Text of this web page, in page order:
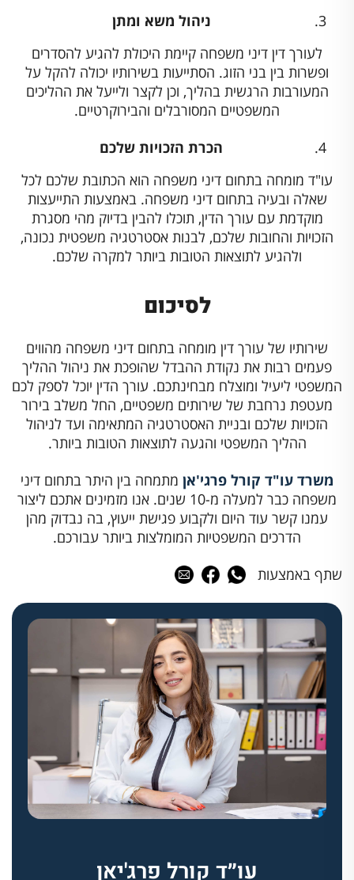
ניהול משא ומתן
לעורך דין דיני משפחה קיימת היכולת להגיע להסדרים
ופשרות בין בני הזוג. הסתייעות בשירותיו יכולה להקל על
המעורבות הרגשית בהליך, וכן לקצר ולייעל את ההליכים
המשפטיים המסורבלים והבירוקרטיים.
הכרת הזכויות שלכם
עו"ד מומחה בתחום דיני משפחה הוא הכתובת שלכם לכל
שאלה ובעיה בתחום דיני משפחה. באמצעות התייעצות
מוקדמת עם עורך הדין, תוכלו להבין בדיוק מהי מסגרת
הזכויות והחובות שלכם, לבנות אסטרטגיה משפטית נכונה,
ולהגיע לתוצאות הטובות ביותר למקרה שלכם.
לסיכום
שירותיו של עורך דין מומחה בתחום דיני משפחה מהווים
פעמים רבות את נקודת ההבדל שהופכת את ניהול ההליך
המשפטי ליעיל ומוצלח מבחינתכם. עורך הדין יוכל לספק לכם
מעטפת נרחבת של שירותים משפטיים, החל משלב בירור
הזכויות שלכם ובניית האסטרטגיה המתאימה ועד לניהול
ההליך המשפטי והגעה לתוצאות הטובות ביותר.
משרד עו"ד קורל פרגי'אן מתמחה בין היתר בתחום דיני
משפחה כבר למעלה מ-10 שנים. אנו מזמינים אתכם ליצור
עמנו קשר עוד היום ולקבוע פגישת ייעוץ, בה נבדוק מהן
הדרכים המשפטיות המומלצות ביותר עבורכם.
שתף באמצעות
עו״ד קורל פרג'יאן